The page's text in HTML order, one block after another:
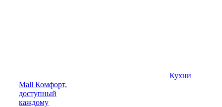
Кухни
Mall Комфорт,
доступный
каждому